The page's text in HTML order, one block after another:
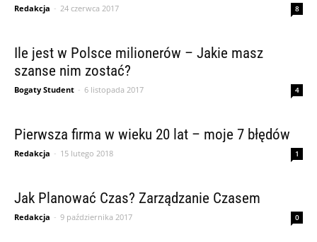
Redakcja - 24 czerwca 2017 8
Ile jest w Polsce milionerów – Jakie masz
szanse nim zostać?
Bogaty Student - 6 listopada 2017 4
Pierwsza firma w wieku 20 lat – moje 7 błędów
Redakcja - 15 lutego 2018 1
Jak Planować Czas? Zarządzanie Czasem
Redakcja - 9 października 2017 0